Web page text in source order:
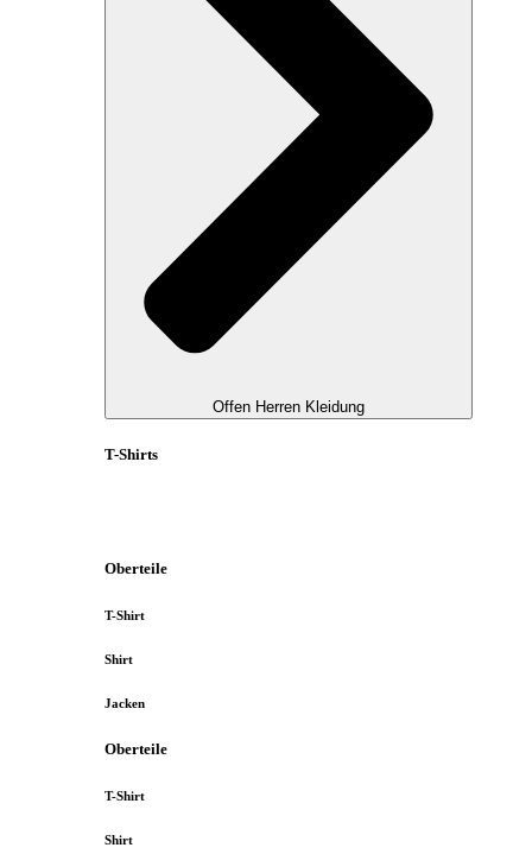
Offen Herren Kleidung
T-Shirts
Oberteile
T-Shirt
Shirt
Jacken
Oberteile
T-Shirt
Shirt